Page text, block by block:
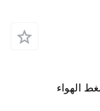
الهواء